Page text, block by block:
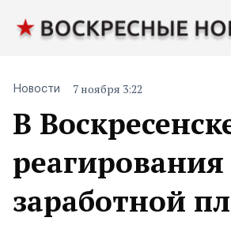
В
заработной
Новости 7 ноября 3:22